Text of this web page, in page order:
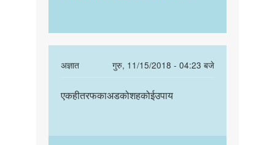
अज्ञात
गुरु, 11/15/2018 - 04:23 बजे
In
reply
to
कीजिये,
एकहीतरफकाअडकोशहकोईउपाय
एकहीतरफकाअडकोशहकोईउपाय